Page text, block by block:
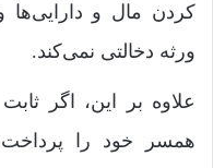
کردن مال و دارایی‌ها
ورثه دخالتی نمی‌کند.
علاوه بر این، اگر
همسر خود را پرداخت